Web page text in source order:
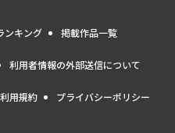
ンキング 掲載作品一覧
利用者情報の外部送信について
利用規約 プライバシーポリシー